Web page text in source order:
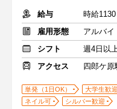
給与
時給
雇用形態
アルバイ
シフト
週4日以
アクセス
四郎ケ原
単発（1日OK） 大学生歓迎
ネイル可
シルバー歓迎